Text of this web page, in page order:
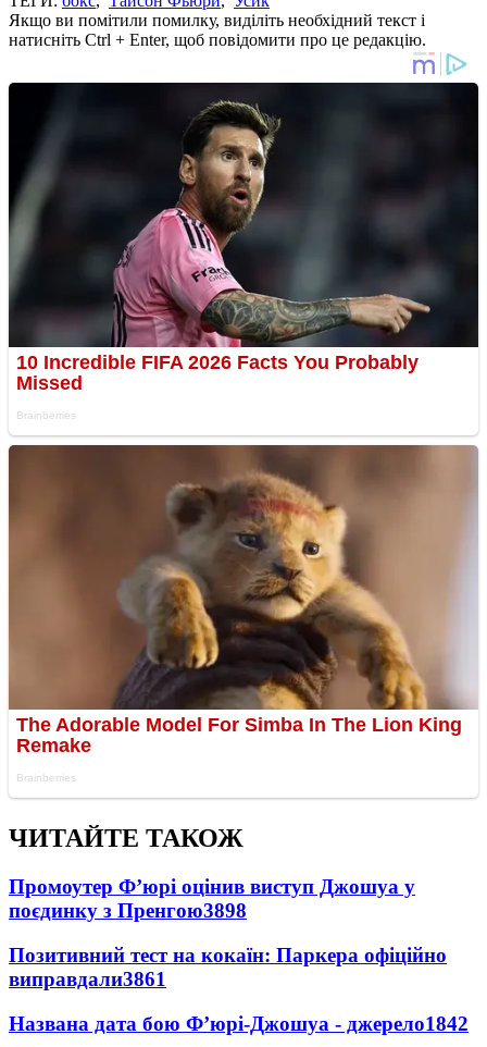
Якщо ви помітили помилку, виділіть необхідний текст і
натисніть Ctrl + Enter, щоб повідомити про це редакцію.
ЧИТАЙТЕ ТАКОЖ
Промоутер Ф’юрі оцінив виступ Джошуа у
поєдинку з Пренгою3898
Позитивний тест на кокаїн: Паркера офіційно
виправдали3861
Названа дата бою Ф’юрі-Джошуа - джерело1842